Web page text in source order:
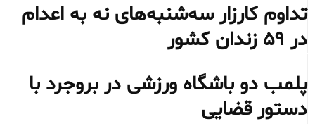
تداوم کارزار سه‌شنبه‌های نه به اعدام
در ۵۹ زندان کشور
پلمب دو باشگاه ورزشی در بروجرد با
دستور قضایی